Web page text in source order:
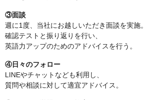
③面談
週に1度、当社にお越しいただき面談を実施。
確認テストと振り返りを行い、
英語力アップのためのアドバイスを行う。
④日々のフォロー
LINEやチャットなども利用し、
質問や相談に対して適宜アドバイス。